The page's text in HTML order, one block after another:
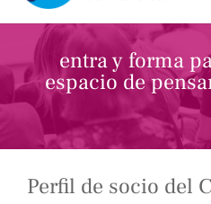
entra y forma
espacio de
Perfil de socio del